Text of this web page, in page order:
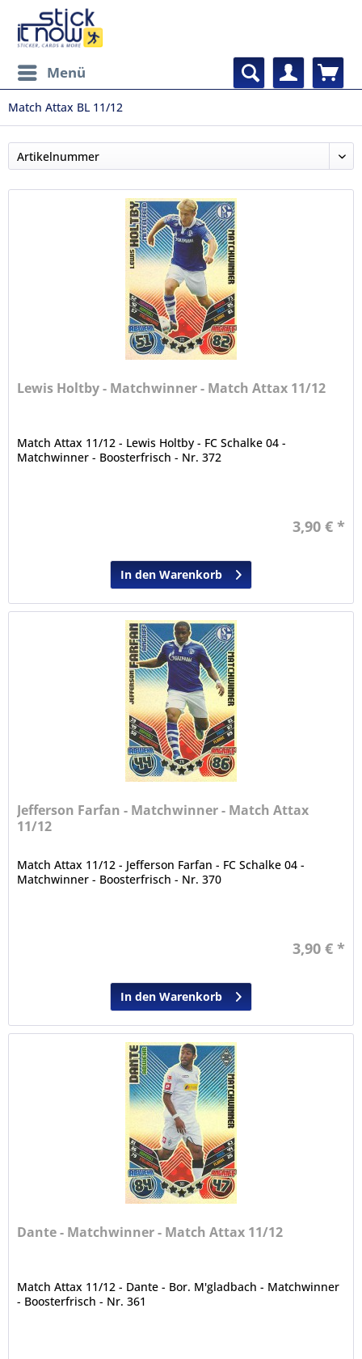
Menü
Match Attax BL 11/12
Lewis Holtby - Matchwinner - Match Attax 11/12
Match Attax 11/12 - Lewis Holtby - FC Schalke 04 -
Matchwinner - Boosterfrisch - Nr. 372
3,90 € *
In den Warenkorb
Jefferson Farfan - Matchwinner - Match Attax
11/12
Match Attax 11/12 - Jefferson Farfan - FC Schalke 04 -
Matchwinner - Boosterfrisch - Nr. 370
3,90 € *
In den Warenkorb
Dante - Matchwinner - Match Attax 11/12
Match Attax 11/12 - Dante - Bor. M'gladbach - Matchwinner
- Boosterfrisch - Nr. 361